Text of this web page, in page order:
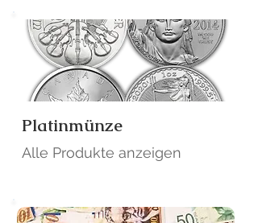
Platinmünze
Alle Produkte anzeigen